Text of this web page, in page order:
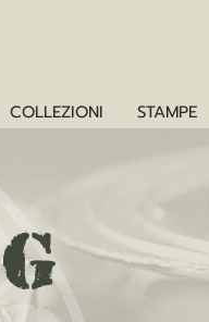
COLLEZIONI STAMPE